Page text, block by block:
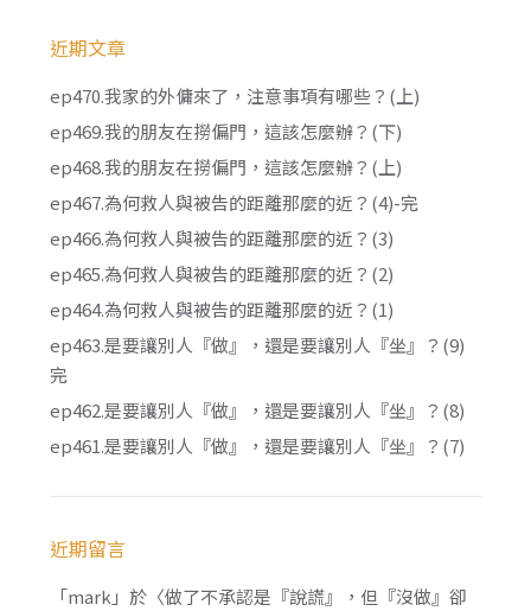
近期文章
ep470.我家的外傭來了，注意事項有哪些？(上)
ep469.我的朋友在撈偏門，這該怎麼辦？(下)
ep468.我的朋友在撈偏門，這該怎麼辦？(上)
ep467.為何救人與被告的距離那麼的近？(4)-完
ep466.為何救人與被告的距離那麼的近？(3)
ep465.為何救人與被告的距離那麼的近？(2)
ep464.為何救人與被告的距離那麼的近？(1)
ep463.是要讓別人『做』，還是要讓別人『坐』？(9)
完
ep462.是要讓別人『做』，還是要讓別人『坐』？(8)
ep461.是要讓別人『做』，還是要讓別人『坐』？(7)
近期留言
「mark」於〈做了不承認是『說謊』，但『沒做』卻